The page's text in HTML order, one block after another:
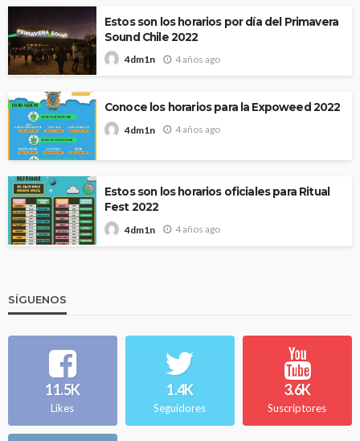
Estos son los horarios por día del Primavera
Sound Chile 2022
4dm1n 4 años ago
Conoce los horarios para la Expoweed 2022
4dm1n 4 años ago
Estos son los horarios oficiales para Ritual
Fest 2022
4dm1n 4 años ago
SÍGUENOS
11.5K
Likes
1.4K
Seguidores
3.6K
Suscriptores